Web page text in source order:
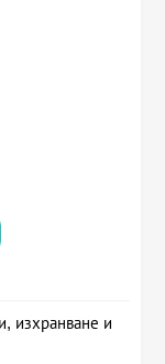
изхранване и